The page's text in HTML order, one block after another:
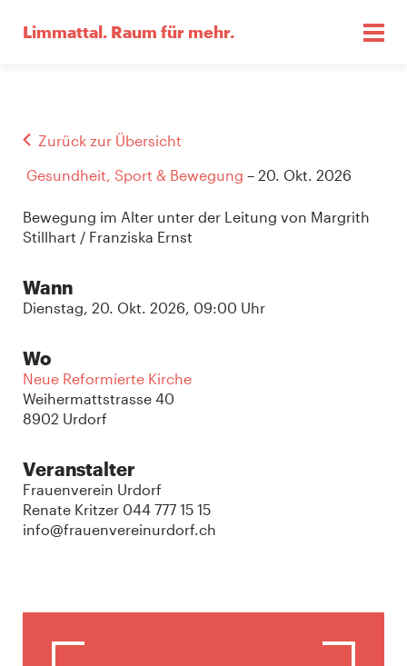
Limmattal. Raum für mehr.
Zurück zur Übersicht
Gesundheit, Sport & Bewegung – 20. Okt. 2026
Bewegung im Alter unter der Leitung von Margrith
Stillhart / Franziska Ernst
Wann
Dienstag, 20. Okt. 2026, 09:00 Uhr
Wo
Neue Reformierte Kirche
Weihermattstrasse 40
8902 Urdorf
Veranstalter
Frauenverein Urdorf
Renate Kritzer 044 777 15 15
info@frauenvereinurdorf.ch